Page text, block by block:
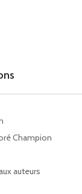
Champion
auteurs